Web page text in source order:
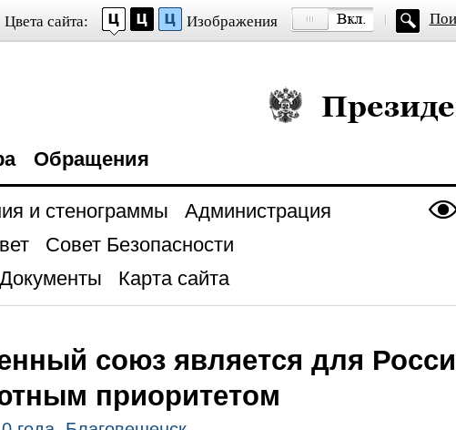
Цвета сайта: Изображения
Президент России —
Обращения
и стенограммы
Администрация
Совет Безопасности
Документы Карта сайта
союз является для
приоритетом